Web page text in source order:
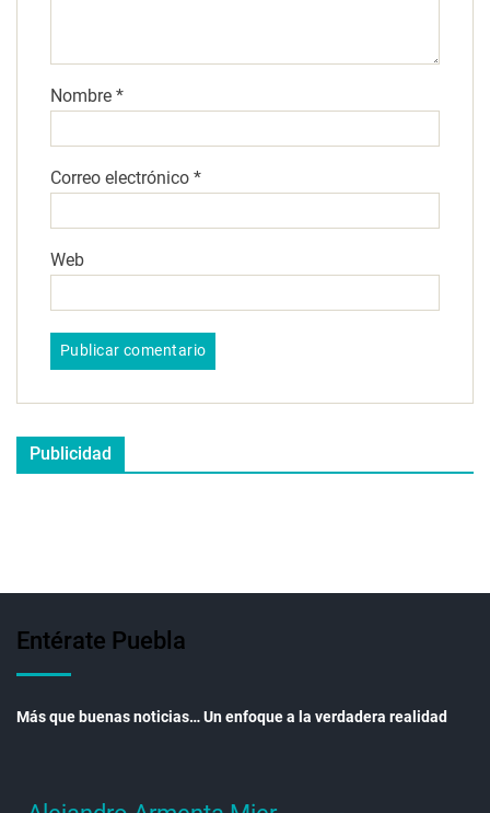
Nombre *
Correo electrónico *
Web
Publicidad
Entérate Puebla
Más que buenas noticias… Un enfoque a la verdadera realidad